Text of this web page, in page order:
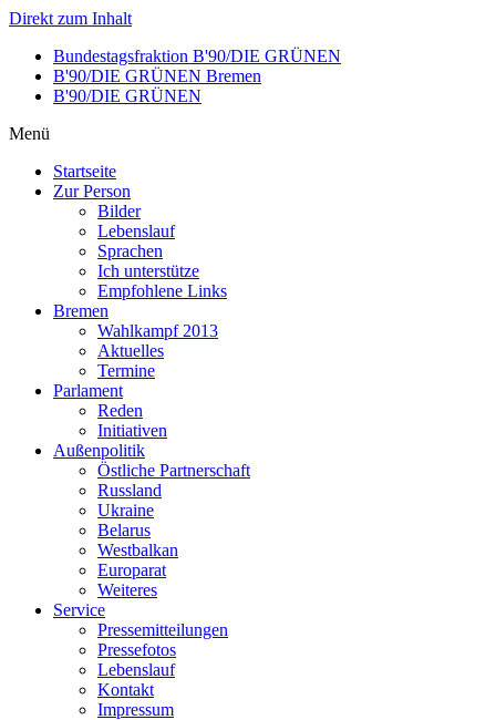
Direkt zum Inhalt
Bundestagsfraktion B'90/DIE GRÜNEN
B'90/DIE GRÜNEN Bremen
B'90/DIE GRÜNEN
Menü
Startseite
Zur Person
Bilder
Lebenslauf
Sprachen
Ich unterstütze
Empfohlene Links
Bremen
Wahlkampf 2013
Aktuelles
Termine
Parlament
Reden
Initiativen
Außenpolitik
Östliche Partnerschaft
Russland
Ukraine
Belarus
Westbalkan
Europarat
Weiteres
Service
Pressemitteilungen
Pressefotos
Lebenslauf
Kontakt
Impressum